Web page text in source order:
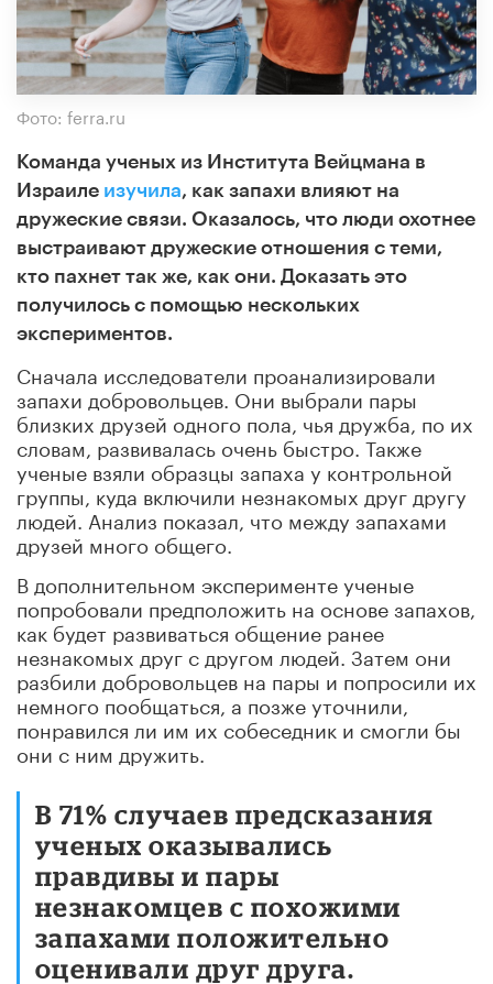
Фото: ferra.ru
Команда ученых из Института Вейцмана в
Израиле изучила, как запахи влияют на
дружеские связи. Оказалось, что люди охотнее
выстраивают дружеские отношения с теми,
кто пахнет так же, как они. Доказать это
получилось с помощью нескольких
экспериментов.
Сначала исследователи проанализировали
запахи добровольцев. Они выбрали пары
близких друзей одного пола, чья дружба, по их
словам, развивалась очень быстро. Также
ученые взяли образцы запаха у контрольной
группы, куда включили незнакомых друг другу
людей. Анализ показал, что между запахами
друзей много общего.
В дополнительном эксперименте ученые
попробовали предположить на основе запахов,
как будет развиваться общение ранее
незнакомых друг с другом людей. Затем они
разбили добровольцев на пары и попросили их
немного пообщаться, а позже уточнили,
понравился ли им их собеседник и смогли бы
они с ним дружить.
В 71% случаев предсказания
ученых оказывались
правдивы и пары
незнакомцев с похожими
запахами положительно
оценивали друг друга.